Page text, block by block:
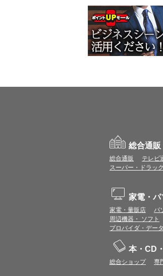
総合通販
総合通販 テレビ
スーパー・ドラッ
家電・パ
家電・量販店
パ
周辺機器・ ソフト
プロバイダ・デー
本・CD
総合ショップ 専